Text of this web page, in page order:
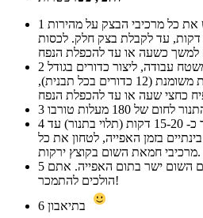
1
בינונית-נמוכה למשך כ- 10-12 דקות, עד לקבלת בצק חלק. לכסות
2
כדור פינג פונג, לסדר בתבנית משומנת (12 כדורים בכל תבנית),
3
4
בזמן האפייה, לטחון את כל
מרכיבי חמאת השום בקוצץ ירקות.
5
הולכים להתמכר!
6